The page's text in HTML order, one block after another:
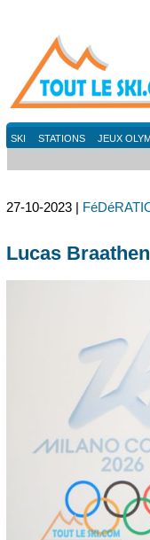
SKI STATIONS JEUX
27-10-2023 |
Lucas